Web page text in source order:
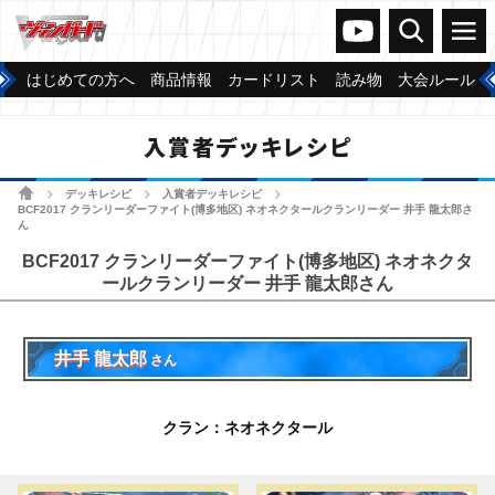
ヴァンガードch
検索 メニュー
はじめての方へ 商品情報 カードリスト 読み物 大会ルール
入賞者デッキレシピ
ホームデッキレシピ 入賞者デッキレシピ
BCF2017 クランリーダーファイト(博多地区) ネオネクタールクランリーダー 井手 龍太郎さ
ん
BCF2017 クランリーダーファイト(博多地区) ネオネクタ
ールクランリーダー 井手 龍太郎さん
井手 龍太郎さん
クラン：ネオネクタール